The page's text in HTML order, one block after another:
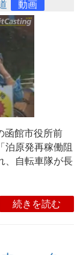
動画
函館市役所前
泊原発再稼働阻
、自転車隊が長
続きを読む